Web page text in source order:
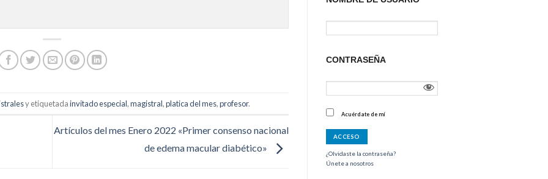
y etiquetadainvitado especial,magistral,platica del mes,profesor.
Artículos del mes Enero 2022 «Primer consenso nacional
de edema macular diabético»
CONTRASEÑA
Acuérdate de mí
¿Olvidaste la contraseña?
Únete a nosotros